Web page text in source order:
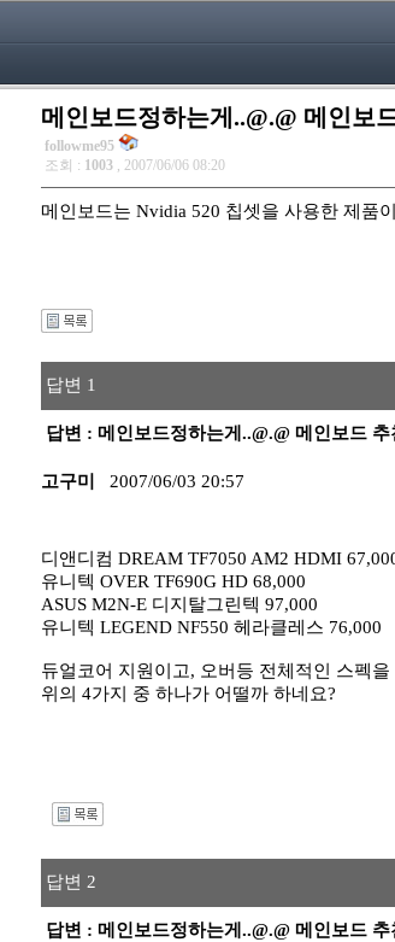
메인보드정하는게..@.@ 메인보
followme95
조회 : 1003 , 2007/06/06 08:20
메인보드는 Nvidia 520 칩셋을 사용한 제품
답변 1
답변 : 메인보드정하는게..@.@ 메인보드
고구미 2007/06/03 20:57
디앤디컴 DREAM TF7050 AM2 HDMI
유니텍 OVER TF690G HD 68,000
ASUS M2N-E 디지탈그린텍 97,000
유니텍 LEGEND NF550 헤라클레스 76,000
듀얼코어 지원이고, 오버등 전체적인 스펙을
위의 4가지 중 하나가 어떨까 하네요?
답변 2
답변 : 메인보드정하는게..@.@ 메인보드